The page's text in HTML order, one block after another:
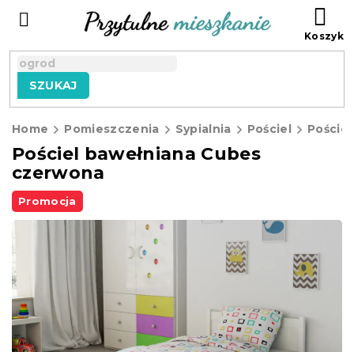
SZUKAJ
Home Pomieszczenia Sypialnia Pościel
Pościel bawełniana Cubes
czerwona
Promocja